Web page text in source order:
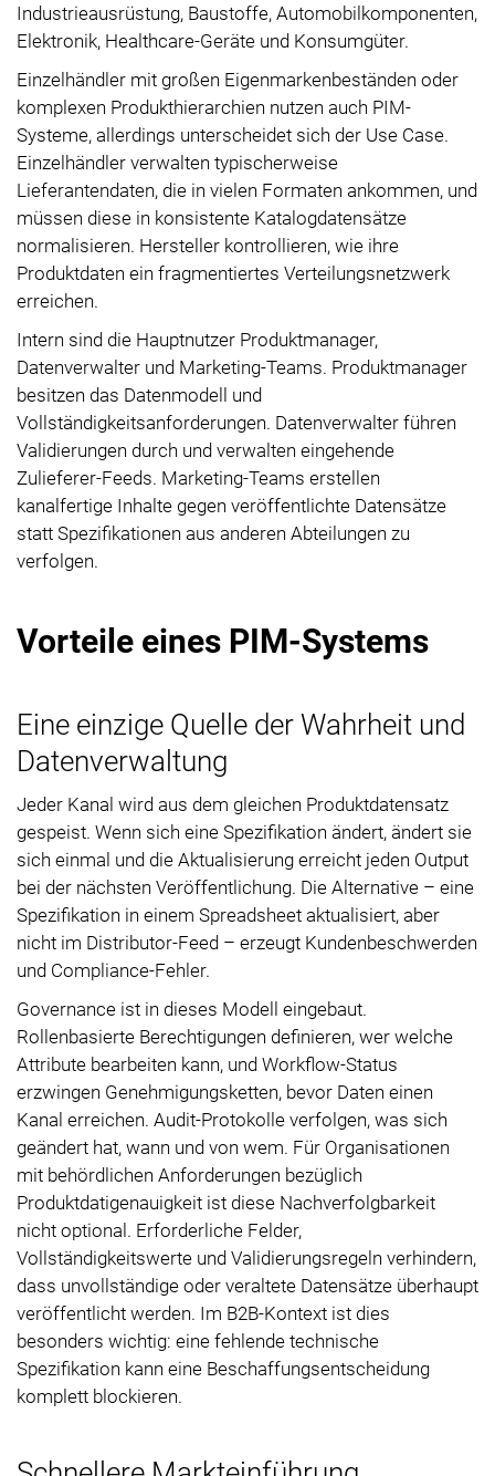
Industrieausrüstung, Baustoffe, Automobilkomponenten,
Elektronik, Healthcare-Geräte und Konsumgüter.
Einzelhändler mit großen Eigenmarkenbeständen oder
komplexen Produkthierarchien nutzen auch PIM-
Systeme, allerdings unterscheidet sich der Use Case.
Einzelhändler verwalten typischerweise
Lieferantendaten, die in vielen Formaten ankommen, und
müssen diese in konsistente Katalogdatensätze
normalisieren. Hersteller kontrollieren, wie ihre
Produktdaten ein fragmentiertes Verteilungsnetzwerk
erreichen.
Intern sind die Hauptnutzer Produktmanager,
Datenverwalter und Marketing-Teams. Produktmanager
besitzen das Datenmodell und
Vollständigkeitsanforderungen. Datenverwalter führen
Validierungen durch und verwalten eingehende
Zulieferer-Feeds. Marketing-Teams erstellen
kanalfertige Inhalte gegen veröffentlichte Datensätze
statt Spezifikationen aus anderen Abteilungen zu
verfolgen.
Vorteile eines PIM-Systems
Eine einzige Quelle der Wahrheit und
Datenverwaltung
Jeder Kanal wird aus dem gleichen Produktdatensatz
gespeist. Wenn sich eine Spezifikation ändert, ändert sie
sich einmal und die Aktualisierung erreicht jeden Output
bei der nächsten Veröffentlichung. Die Alternative – eine
Spezifikation in einem Spreadsheet aktualisiert, aber
nicht im Distributor-Feed – erzeugt Kundenbeschwerden
und Compliance-Fehler.
Governance ist in dieses Modell eingebaut.
Rollenbasierte Berechtigungen definieren, wer welche
Attribute bearbeiten kann, und Workflow-Status
erzwingen Genehmigungsketten, bevor Daten einen
Kanal erreichen. Audit-Protokolle verfolgen, was sich
geändert hat, wann und von wem. Für Organisationen
mit behördlichen Anforderungen bezüglich
Produktdatigenauigkeit ist diese Nachverfolgbarkeit
nicht optional. Erforderliche Felder,
Vollständigkeitswerte und Validierungsregeln verhindern,
dass unvollständige oder veraltete Datensätze überhaupt
veröffentlicht werden. Im B2B-Kontext ist dies
besonders wichtig: eine fehlende technische
Spezifikation kann eine Beschaffungsentscheidung
komplett blockieren.